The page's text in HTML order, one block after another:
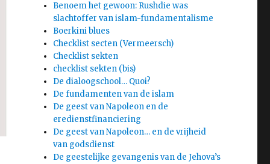
Benoem het gewoon: Rushdie was
slachtoffer van islam-fundamentalisme
Boerkini blues
Checklist secten (Vermeersch)
Checklist sekten
checklist sekten (bis)
De dialoogschool… Quoi?
De fundamenten van de islam
De geest van Napoleon en de
eredienstfinanciering
De geest van Napoleon… en de vrijheid
van godsdienst
De geestelijke gevangenis van de Jehova’s